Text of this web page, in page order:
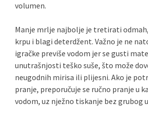
volumen.
Manje mrlje najbolje je tretirati
krpu i blagi deterdžent. Važno je ne
igračke previše vodom jer se gusti
unutrašnjosti teško suše, što može
neugodnih mirisa ili plijesni. Ako je
pranje, preporučuje se ručno pranje u
vodom, uz nježno tiskanje bez grubog